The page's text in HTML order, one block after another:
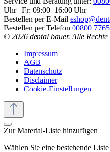
Uhr | Fr: 08:00–16:00 Uhr
Bestellen per E-Mail
Bestellen per Telefon 00800
© 2026 dental bauer. Alle Rechte
Impressum
AGB
Datenschutz
Disclaimer
Cookie-Einstellungen
Zur Material-Liste hinzufügen
Wählen Sie eine bestehende